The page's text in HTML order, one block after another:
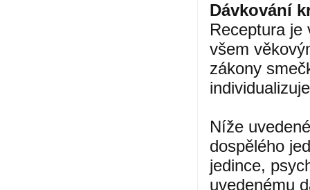
Dávkování
Receptura je
všem
zákony
Níže
dospělého
jedince,
uvedenému